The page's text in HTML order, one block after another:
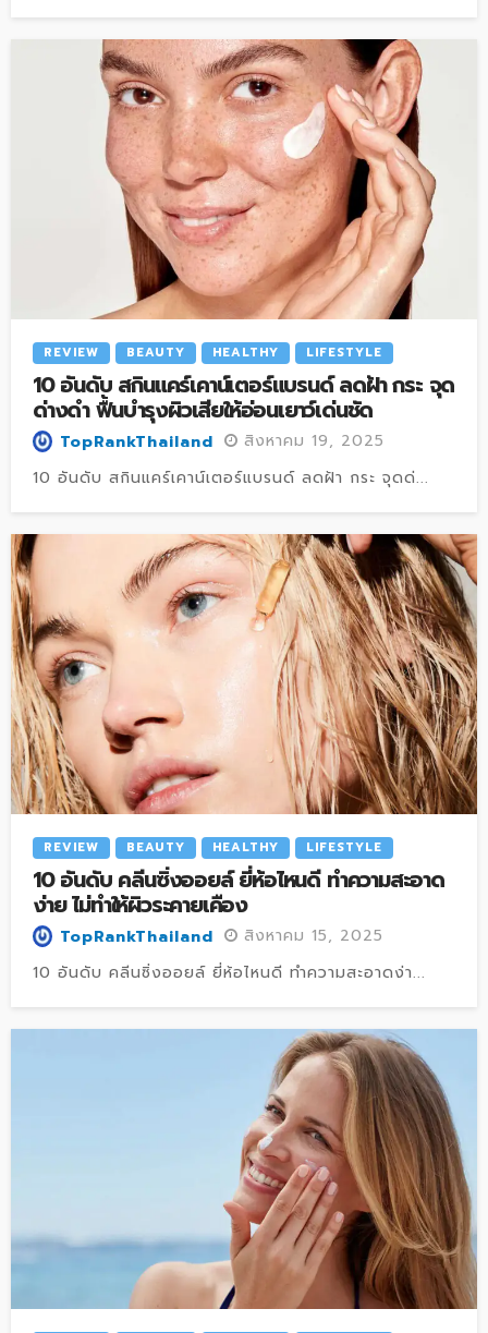
REVIEW BEAUTY HEALTHY LIFESTYLE
10 อันดับ สกินแคร์เคาน์เตอร์แบรนด์ ลดฝ้า กระ จุด
ด่างดำ ฟื้นบำรุงผิวเสียให้อ่อนเยาว์เด่นชัด
TopRankThailand
สิงหาคม 19, 2025
10 อันดับ สกินแคร์เคาน์เตอร์แบรนด์ ลดฝ้า กระ จุดด่...
REVIEW BEAUTY HEALTHY LIFESTYLE
10 อันดับ คลีนซิ่งออยล์ ยี่ห้อไหนดี ทำความสะอาด
ง่าย ไม่ทำให้ผิวระคายเคือง
TopRankThailand
สิงหาคม 15, 2025
10 อันดับ คลีนซิ่งออยล์ ยี่ห้อไหนดี ทำความสะอาดง่า...